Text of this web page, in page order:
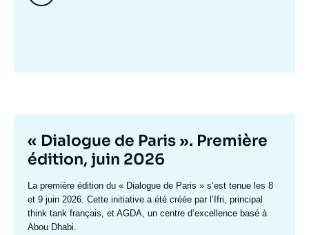
Titre
mis
en
avant
« Dialogue de Paris ». Première
édition, juin 2026
Texte
accroche
La première édition du « Dialogue de Paris » s’est tenue les 8
et 9 juin 2026. Cette initiative a été créée par l’Ifri, principal
think tank français, et AGDA, un centre d’excellence basé à
Abou Dhabi.